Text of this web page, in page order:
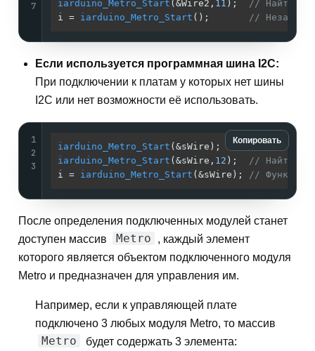
7
iarduino_Metro_Start (&Wire2, 11 );
// Найти
i = iarduino_Metro_Start (); //
Если используется программная шина I2C:
При подключении к платам у которых нет шины
I2C или нет возможности её использовать.
Копировать
1
2
3
iarduino_Metro_Start (&sWire); // Найти все
iarduino_Metro_Start (&sWire, 12 );
// Найти
i = iarduino_Metro_Start (&sWire); // Функция
После определения подключенных модулей станет
доступен массив
Metro
, каждый элемент
которого является объектом подключенного модуля
Metro и предназначен для управления им.
Например, если к управляющей плате
подключено 3 любых модуля Metro, то массив
Metro будет содержать 3 элемента: